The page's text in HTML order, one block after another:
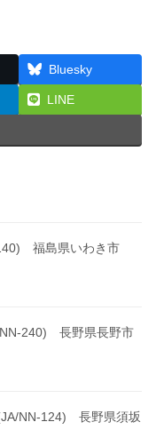
Bluesky
LINE
福島県いわき市
240) 長野県長野市
NN-124) 長野県須坂